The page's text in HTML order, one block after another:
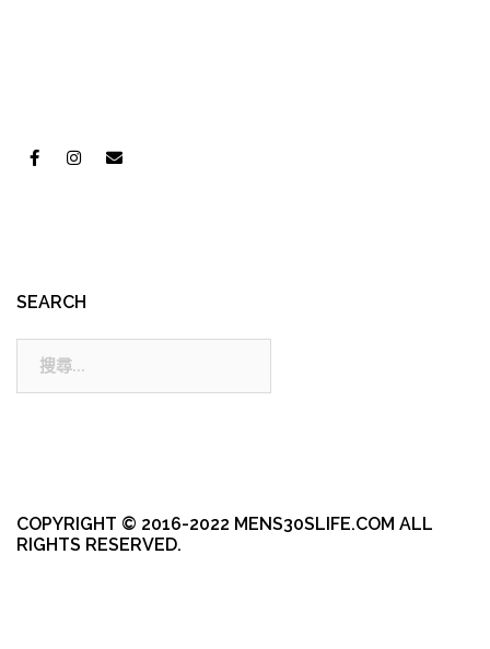
SEARCH
COPYRIGHT © 2016-2022 MENS30SLIFE.COM ALL
RIGHTS RESERVED.